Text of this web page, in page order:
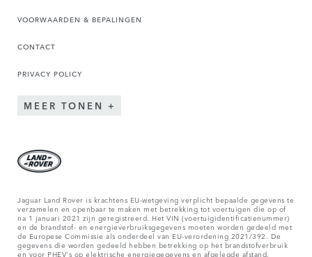
VOORWAARDEN & BEPALINGEN
CONTACT
PRIVACY POLICY
MEER TONEN
Jaguar Land Rover is krachtens EU-wetgeving verplicht bepaalde gegevens te
verzamelen en openbaar te maken met betrekking tot voertuigen die op of
na 1 januari 2021 zijn geregistreerd. Het VIN (voertuigidentificatienummer)
en de brandstof- en energieverbruiksgegevens moeten worden gedeeld met
de Europese Commissie als onderdeel van EU-verordening 2021/392. De
gegevens die worden gedeeld hebben betrekking op het brandstofverbruik
en voor PHEV's op elektrische energiegegevens en afgelegde afstand.